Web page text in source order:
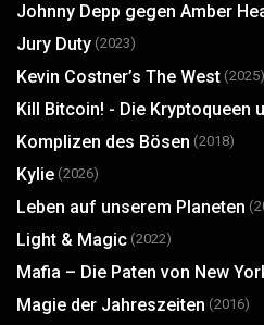
Johnny Depp gegen Amber
Jury Duty (2023)
Kevin Costner’s The West (2025)
Komplizen des Bösen (2018)
Kylie (2026)
Leben auf unserem Planeten
Light & Magic (2022)
Mafia – Die Paten von New
Magie der Jahreszeiten (2016)